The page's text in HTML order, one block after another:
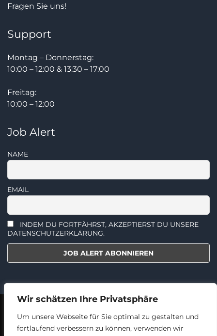
Wir schätzen Ihre Privatsphäre
Um unsere Webseite für Sie optimal zu gestalten und
fortlaufend verbessern zu können, verwenden wir
Fragen Sie uns!
Support
Montag – Donnerstag:
10:00 – 12:00 & 13:30 – 17:00
Freitag:
10:00 – 12:00
Job Alert
NAME
EMAIL
INDEM DU FORTFÄHRST, AKZEPTIERST DU UNSERE
DATENSCHUTZERKLÄRUNG.
2018 - 2024 © TECHNIKERJOBS.ATAGBS DATENSCHUTZ
IMPRESSUM